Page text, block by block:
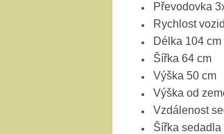
Převodovka
Rychlost
Délka 104 cm
Šířka 64 cm
Výška 50 cm
Výška od
Vzdálenost
Šířka sedadla